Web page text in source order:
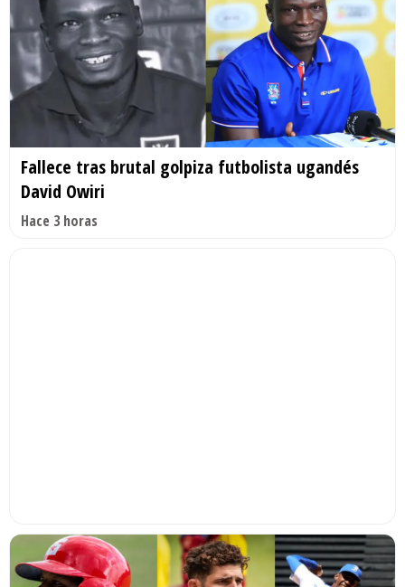
Fallece tras brutal golpiza futbolista ugandés
David Owiri
Hace 3 horas